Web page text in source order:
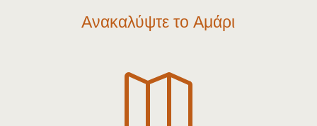
Ανακαλύψτε το Αμάρι
